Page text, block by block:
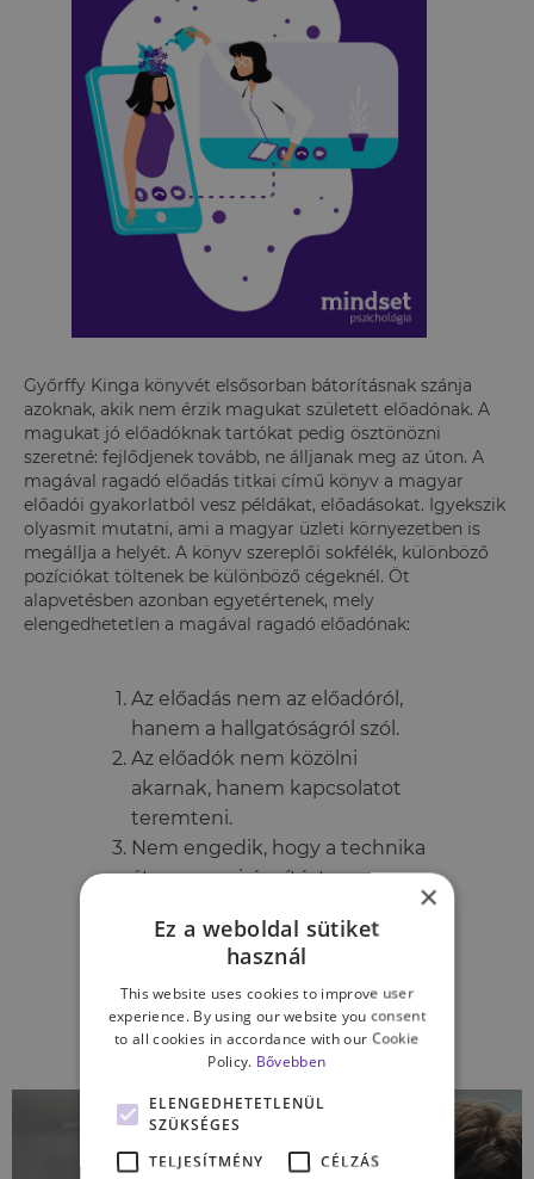
Győrffy Kinga könyvét elsősorban bátorításnak szánja
azoknak, akik nem érzik magukat született előadónak. A
magukat jó előadóknak tartókat pedig ösztönözni
szeretné: fejlődjenek tovább, ne álljanak meg az úton. A
magával ragadó előadás titkai című könyv a magyar
előadói gyakorlatból vesz példákat, előadásokat. Igyekszik
olyasmit mutatni, ami a magyar üzleti környezetben is
megállja a helyét. A könyv szereplői sokfélék, különböző
pozíciókat töltenek be különböző cégeknél. Öt
alapvetésben azonban egyetértenek, mely
elengedhetetlen a magával ragadó előadónak:
Az előadás nem az előadóról,
hanem a hallgatóságról szól.
Az előadók nem közölni
akarnak, hanem kapcsolatot
teremteni.
Nem engedik, hogy a technika
átvegye az irányítást.
készülnek és gyakorolnak.
Nem törekszenek a
tökéletességre, csak az
önazonosságra.
×
Ez a weboldal sütiket
használ
This website uses cookies to improve user
experience. By using our website you consent
to all cookies in accordance with our Cookie
Policy. Bővebben
ELENGEDHETETLENÜL
SZÜKSÉGES
TELJESÍTMÉNY
CÉLZÁS